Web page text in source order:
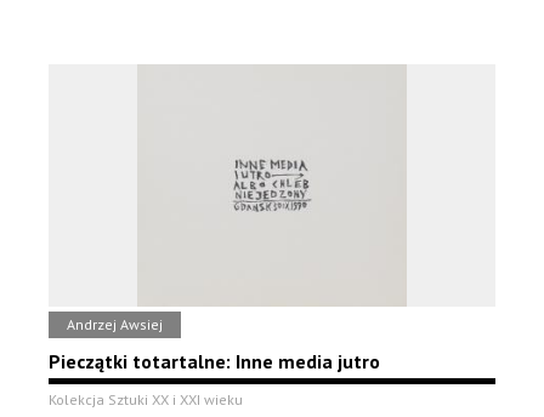
Andrzej Awsiej
Pieczątki totartalne: Inne media jutro
Kolekcja Sztuki XX i XXI wieku